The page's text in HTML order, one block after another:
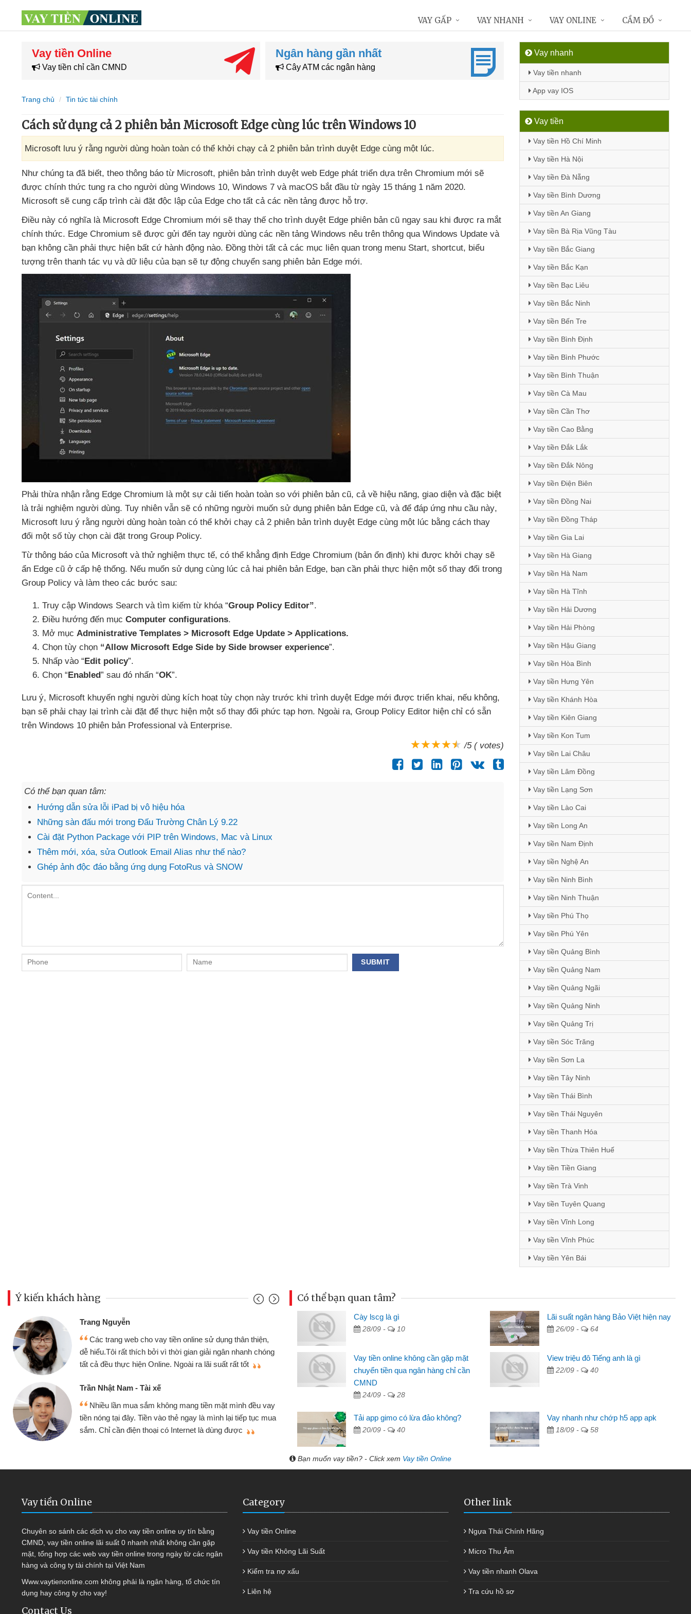
Vay tiền Online
Vay tiền chỉ cần CMND
Ngân hàng gần nhất
Cây ATM các ngân hàng
Trang chủ Tin tức tài chính
Cách sử dụng cả 2 phiên bản Microsoft Edge cùng lúc trên Windows 10
Microsoft lưu ý rằng người dùng hoàn toàn có thể khởi chạy cả 2 phiên bản trình duyệt Edge cùng một lúc.
Như chúng ta đã biết, theo thông báo từ Microsoft, phiên bản trình duyệt web Edge phát triển dựa trên Chromium mới sẽ
được chính thức tung ra cho người dùng Windows 10, Windows 7 và macOS bắt đầu từ ngày 15 tháng 1 năm 2020.
Microsoft sẽ cung cấp trình cài đặt độc lập của Edge cho tất cả các nền tảng được hỗ trợ.
Điều này có nghĩa là Microsoft Edge Chromium mới sẽ thay thế cho trình duyệt Edge phiên bản cũ ngay sau khi được ra mắt
chính thức. Edge Chromium sẽ được gửi đến tay người dùng các nền tảng Windows nêu trên thông qua Windows Update và
bạn không cần phải thực hiện bất cứ hành động nào. Đồng thời tất cả các mục liên quan trong menu Start, shortcut, biểu
tượng trên thanh tác vụ và dữ liệu của bạn sẽ tự động chuyển sang phiên bản Edge mới.
Phải thừa nhận rằng Edge Chromium là một sự cải tiến hoàn toàn so với phiên bản cũ, cả về hiệu năng, giao diện và đặc biệt
là trải nghiệm người dùng. Tuy nhiên vẫn sẽ có những người muốn sử dụng phiên bản Edge cũ, và để đáp ứng nhu cầu này,
Microsoft lưu ý rằng người dùng hoàn toàn có thể khởi chạy cả 2 phiên bản trình duyệt Edge cùng một lúc bằng cách thay
đổi một số tùy chọn cài đặt trong Group Policy.
Từ thông báo của Microsoft và thử nghiệm thực tế, có thể khẳng định Edge Chromium (bản ổn định) khi được khởi chạy sẽ
ẩn Edge cũ ở cấp hệ thống. Nếu muốn sử dụng cùng lúc cả hai phiên bản Edge, bạn cần phải thực hiện một số thay đổi trong
Group Policy và làm theo các bước sau:
Truy cập Windows Search và tìm kiếm từ khóa “Group Policy Editor”.
Điều hướng đến mục Computer configurations.
Mở mục Administrative Templates > Microsoft Edge Update > Applications.
Chọn tùy chọn “Allow Microsoft Edge Side by Side browser experience”.
Nhấp vào “Edit policy”.
Chọn “Enabled” sau đó nhấn “OK”.
Lưu ý, Microsoft khuyến nghị người dùng kích hoạt tùy chọn này trước khi trình duyệt Edge mới được triển khai, nếu không,
bạn sẽ phải chạy lại trình cài đặt để thực hiện một số thay đổi phức tạp hơn. Ngoài ra, Group Policy Editor hiện chỉ có sẵn
trên Windows 10 phiên bản Professional và Enterprise.
/5 ( votes)
Có thể bạn quan tâm:
Hướng dẫn sửa lỗi iPad bị vô hiệu hóa
Những sàn đấu mới trong Đấu Trường Chân Lý 9.22
Cài đặt Python Package với PIP trên Windows, Mac và Linux
Thêm mới, xóa, sửa Outlook Email Alias như thế nào?
Ghép ảnh độc đáo bằng ứng dụng FotoRus và SNOW
Vay nhanh
Vay tiền nhanh
App vay IOS
Vay tiền
Vay tiền Hồ Chí Minh
Vay tiền Hà Nội
Vay tiền Đà Nẵng
Vay tiền Bình Dương
Vay tiền An Giang
Vay tiền Bà Rịa Vũng Tàu
Vay tiền Bắc Giang
Vay tiền Bắc Kạn
Vay tiền Bạc Liêu
Vay tiền Bắc Ninh
Vay tiền Bến Tre
Vay tiền Bình Định
Vay tiền Bình Phước
Vay tiền Bình Thuận
Vay tiền Cà Mau
Vay tiền Cần Thơ
Vay tiền Cao Bằng
Vay tiền Đắk Lắk
Vay tiền Đắk Nông
Vay tiền Điện Biên
Vay tiền Đồng Nai
Vay tiền Đồng Tháp
Vay tiền Gia Lai
Vay tiền Hà Giang
Vay tiền Hà Nam
Vay tiền Hà Tĩnh
Vay tiền Hải Dương
Vay tiền Hải Phòng
Vay tiền Hậu Giang
Vay tiền Hòa Bình
Vay tiền Hưng Yên
Vay tiền Khánh Hòa
Vay tiền Kiên Giang
Vay tiền Kon Tum
Vay tiền Lai Châu
Vay tiền Lâm Đồng
Vay tiền Lạng Sơn
Vay tiền Lào Cai
Vay tiền Long An
Vay tiền Nam Định
Vay tiền Nghệ An
Vay tiền Ninh Bình
Vay tiền Ninh Thuận
Vay tiền Phú Thọ
Vay tiền Phú Yên
Vay tiền Quảng Bình
Vay tiền Quảng Nam
Vay tiền Quảng Ngãi
Vay tiền Quảng Ninh
Vay tiền Quảng Trị
Vay tiền Sóc Trăng
Vay tiền Sơn La
Vay tiền Tây Ninh
Vay tiền Thái Bình
Vay tiền Thái Nguyên
Vay tiền Thanh Hóa
Vay tiền Thừa Thiên Huế
Vay tiền Tiền Giang
Vay tiền Trà Vinh
Vay tiền Tuyên Quang
Vay tiền Vĩnh Long
Vay tiền Vĩnh Phúc
Vay tiền Yên Bái
VAY GẤP VAY NHANH VAY ONLINE CẦM ĐỒ
Ý kiến khách hàng
dụng thân thiện,
nhanh chóng
suất rất tốt
mặt mình đều vay
lại tiếp tục mua
được
Mình cần tiền gấp nên định cầm cố chiếc xe wave
nhưng thật may đã có gói vay tiền bằng CMND online
không cần gặp mặt nên rất tiện lợi, sẽ giới thiệu cho bạn
Tôi kinh doanh buôn bán nhỏ lẻ nhiều lúc cần vốn nhập
hàng, nhờ biết đến website qua bạn bè giới thiệu tôi đã giải
quyết được công việc của mình nhanh chóng
Tôi biết đến thông qua quảng cáo trên facebook. Tôi là
sinh viên nên cần đóng tiền nhà, sinh nhật bạn bè, mà đọc
thấy thủ tục nhanh gọn nên tôi quyết định vay
cần có 2 triệu để giải quyết việc riêng, trong 1-2 ngày tôi trả
được thôi. Cảm ơn đã giúp tôi kịp thời và nhanh chóng
Có thể bạn quan tâm?
Cày lscg là gì
28/09 - 10
Lãi suất ngân hàng Bảo Việt hiện nay
26/09 - 64
Vay tiền online không cần gặp mặt
chuyển tiền qua ngân hàng chỉ cần
CMND
24/09 - 28
View triệu đô Tiếng anh là gì
22/09 - 40
Tải app gimo có lừa đảo không?
20/09 - 40
Vay nhanh như chớp h5 app apk
18/09 - 58
Bạn muốn vay tiền? - Click xem Vay tiền Online
Vay tiền Online
Chuyên so sánh các dịch vụ cho vay tiền online uy tín bằng
CMND, vay tiền online lãi suất 0 nhanh nhất không cần gặp
mặt, tổng hợp các web vay tiền online trong ngày từ các ngân
hàng và công ty tài chính tại Việt Nam
Www.vaytienonline.com không phải là ngân hàng, tổ chức tín
dụng hay công ty cho vay!
Contact Us
Category
Vay tiền Online
Vay tiền Không Lãi Suất
Kiểm tra nợ xấu
Liên hệ
Other link
Ngựa Thái Chính Hãng
Micro Thu Âm
Vay tiền nhanh Olava
Tra cứu hồ sơ